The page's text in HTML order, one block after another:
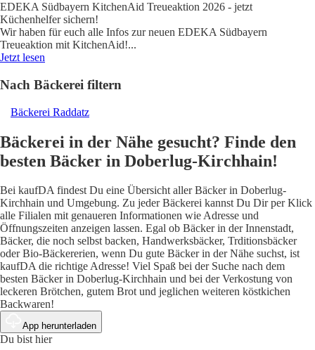
EDEKA Südbayern KitchenAid Treueaktion 2026 - jetzt
Küchenhelfer sichern!
Wir haben für euch alle Infos zur neuen EDEKA Südbayern
Treueaktion mit KitchenAid!...
Jetzt lesen
Nach Bäckerei filtern
Bäckerei Raddatz
Bäckerei in der Nähe gesucht? Finde den
besten Bäcker in Doberlug-Kirchhain!
Bei kaufDA findest Du eine Übersicht aller Bäcker in Doberlug-
Kirchhain und Umgebung. Zu jeder Bäckerei kannst Du Dir per Klick
alle Filialen mit genaueren Informationen wie Adresse und
Öffnungszeiten anzeigen lassen. Egal ob Bäcker in der Innenstadt,
Bäcker, die noch selbst backen, Handwerksbäcker, Trditionsbäcker
oder Bio-Bäckererien, wenn Du gute Bäcker in der Nähe suchst, ist
kaufDA die richtige Adresse! Viel Spaß bei der Suche nach dem
besten Bäcker in Doberlug-Kirchhain und bei der Verkostung von
leckeren Brötchen, gutem Brot und jeglichen weiteren köstkichen
Backwaren!
App herunterladen
Du bist hier